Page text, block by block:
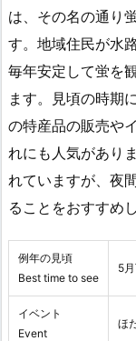
は、その名の通り
す。地域住民が水
毎年安定して蛍を
ます。見頃の時期
の特産品の販売や
れにも人気があり
れていますが、夜
ることをおすすめ
例年の見頃
Best time to see
5
イベント
Event
ほ